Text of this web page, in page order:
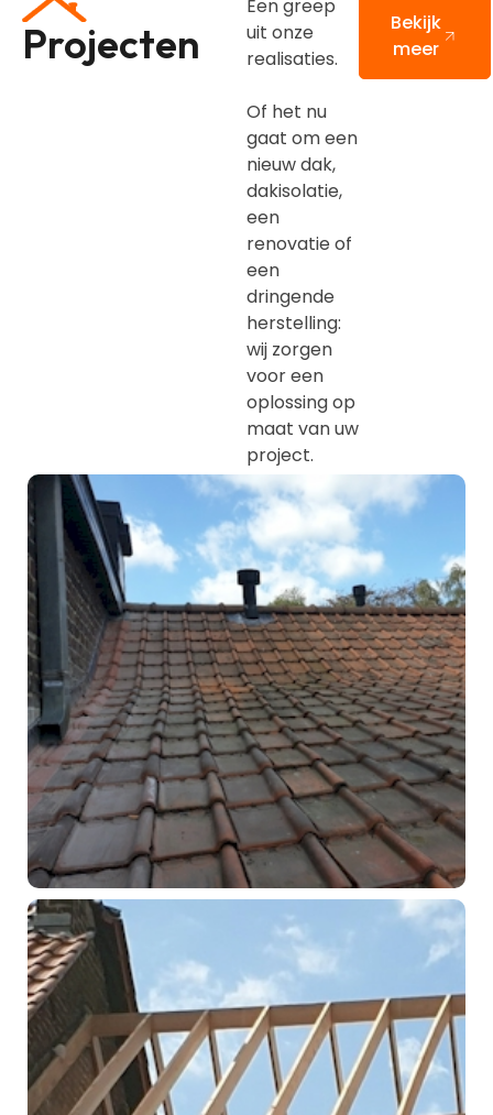
Projecten
Een greep
uit onze
realisaties.
Of het nu
gaat om een
nieuw dak,
dakisolatie,
een
renovatie of
een
dringende
herstelling:
wij zorgen
voor een
oplossing op
maat van uw
project.
Bekijk
meer